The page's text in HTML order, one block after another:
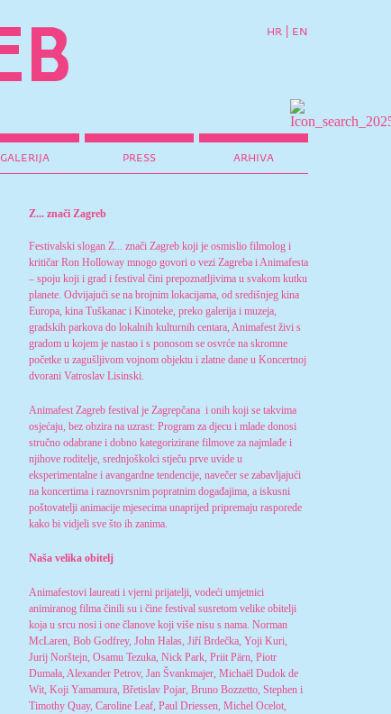
hr en
galerija press arhiva
Z... znači Zagreb
Festivalski slogan Z... znači Zagreb koji je osmislio filmolog i
kritičar Ron Holloway mnogo govori o vezi Zagreba i Animafesta
– spoju koji i grad i festival čini prepoznatljivima u svakom kutku
planete. Odvijajući se na brojnim lokacijama, od središnjeg kina
Europa, kina Tuškanac i Kinoteke, preko galerija i muzeja,
gradskih parkova do lokalnih kulturnih centara, Animafest živi s
gradom u kojem je nastao i s ponosom se osvrće na skromne
početke u zagušljivom vojnom objektu i zlatne dane u Koncertnoj
dvorani Vatroslav Lisinski.
Animafest Zagreb festival je Zagrepčana i onih koji se takvima
osjećaju, bez obzira na uzrast: Program za djecu i mlade donosi
stručno odabrane i dobno kategorizirane filmove za najmlađe i
njihove roditelje, srednjoškolci stječu prve uvide u
eksperimentalne i avangardne tendencije, navečer se zabavljajući
na koncertima i raznovrsnim popratnim događajima, a iskusni
poštovatelji animacije mjesecima unaprijed pripremaju rasporede
kako bi vidjeli sve što ih zanima.
Naša velika obitelj
Animafestovi laureati i vjerni prijatelji, vodeći umjetnici
animiranog filma činili su i čine festival susretom velike obitelji
koja u srcu nosi i one članove koji više nisu s nama. Norman
McLaren, Bob Godfrey, John Halas, Jiří Brdečka, Yoji Kuri,
Jurij Norštejn, Osamu Tezuka, Nick Park, Priit Pärn, Piotr
Dumała, Alexander Petrov, Jan Švankmajer, Michaël Dudok de
Wit, Koji Yamamura, Břetislav Pojar, Bruno Bozzetto, Stephen i
Timothy Quay, Caroline Leaf, Paul Driessen, Michel Ocelot,